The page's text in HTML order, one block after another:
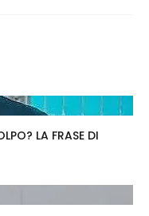
LA FRASE DI